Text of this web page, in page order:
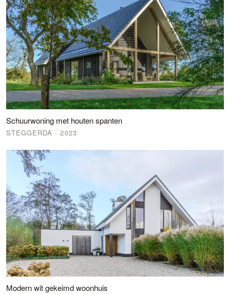
Schuurwoning met houten spanten
STEGGERDA · 2023
Modern wit gekeimd woonhuis